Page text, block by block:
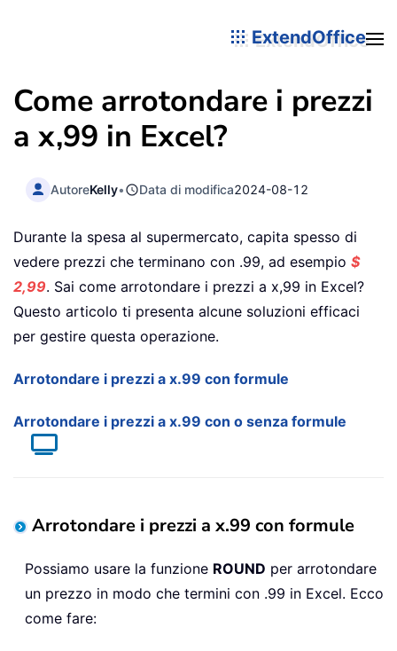
ExtendOffice
Come arrotondare i prezzi
a x,99 in Excel?
AutoreKelly• Data di modifica2024-08-12
Durante la spesa al supermercato, capita spesso di
vedere prezzi che terminano con .99, ad esempio $
2,99. Sai come arrotondare i prezzi a x,99 in Excel?
Questo articolo ti presenta alcune soluzioni efficaci
per gestire questa operazione.
Arrotondare i prezzi a x.99 con formule
Arrotondare i prezzi a x.99 con o senza formule
Arrotondare i prezzi a x.99 con formule
Possiamo usare la funzione ROUND per arrotondare
un prezzo in modo che termini con .99 in Excel. Ecco
come fare: